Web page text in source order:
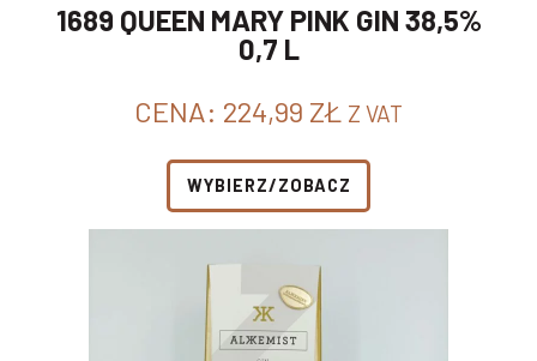
1689 QUEEN MARY PINK GIN 38,5%
0,7 L
CENA: 224,99 ZŁ Z VAT
WYBIERZ/ZOBACZ